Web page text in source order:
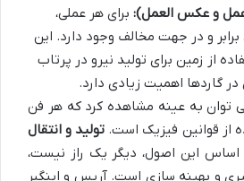
و عکس العمل): برای هر عملی،
و در جهت مخالف وجود دارد. این
از زمین برای تولید نیرو در پرتاب
در گاردها اهمیت زیادی دارد.
توان به عینه مشاهده کرد که هر فن
از قوانین فیزیک است. تولید و انتقال
اساس این اصول، دیگر یک راز نیست،
و بهینه سازی است. آریس و اینگبر